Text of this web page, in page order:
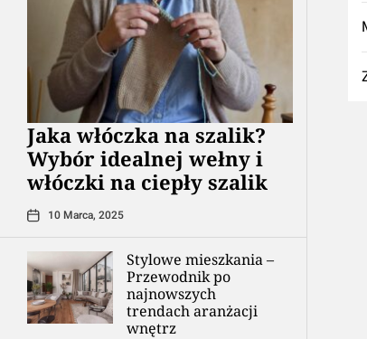
Jaka włóczka na szalik?
Wybór idealnej wełny i
włóczki na ciepły szalik
10 Marca, 2025
Stylowe mieszkania –
Przewodnik po
najnowszych
trendach aranżacji
wnętrz